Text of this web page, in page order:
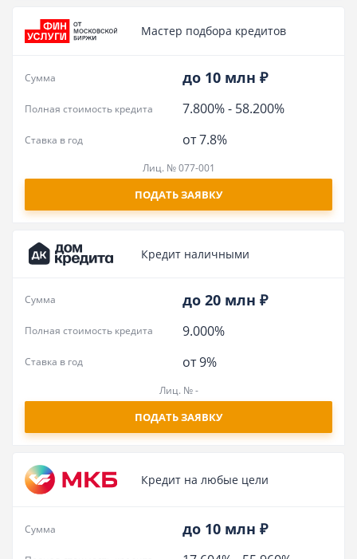
Мастер подбора кредитов
до 10 млн ₽
Сумма
7.800%- 58.200%
Полная стоимость кредита
от 7.8%
Ставка в год
Лиц. № 077-001
ПОДАТЬ ЗАЯВКУ
Кредит наличными
до 20 млн ₽
Сумма
9.000%
Полная стоимость кредита
от 9%
Ставка в год
Лиц. № -
ПОДАТЬ ЗАЯВКУ
Кредит на любые цели
до 10 млн ₽
Сумма